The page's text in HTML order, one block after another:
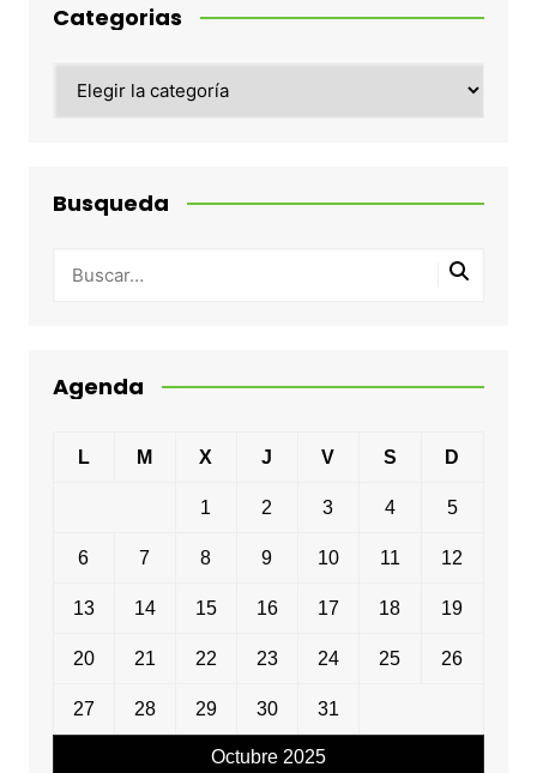
Categorias
Busqueda
Agenda
Octubre 2025
L M X J V S D
1 2 3 4 5
6 7 8 9 10 11 12
13 14 15 16 17 18 19
20 21 22 23 24 25 26
27 28 29 30 31